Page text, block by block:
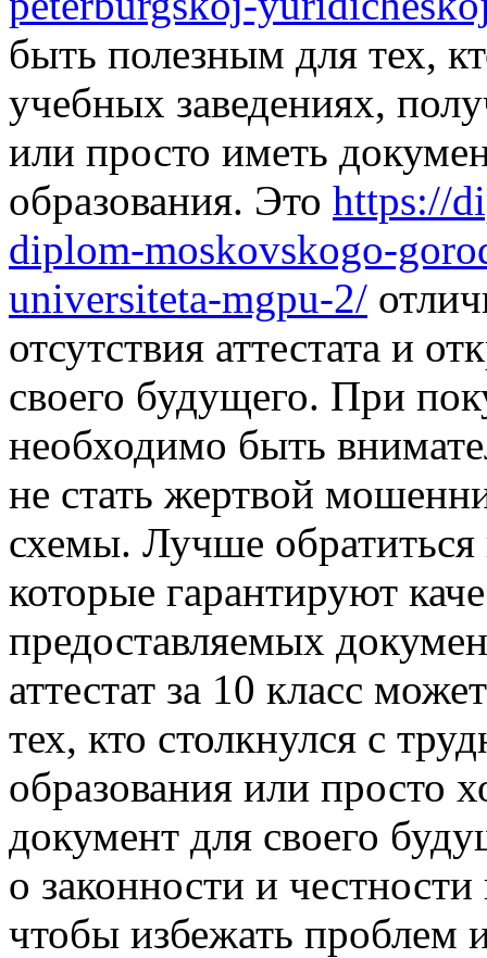
быть полезным для тех,
учебных заведениях,
или просто иметь
образования. Это https://
diplom-moskovskogo-
universiteta-mgpu-2/
отсутствия аттестата и
своего будущего. При
необходимо быть
не стать жертвой
схемы. Лучше
которые гарантируют
предоставляемых
аттестат за 10 класс
тех, кто столкнулся с
образования или просто
документ для своего
о законности и
чтобы избежать проблем